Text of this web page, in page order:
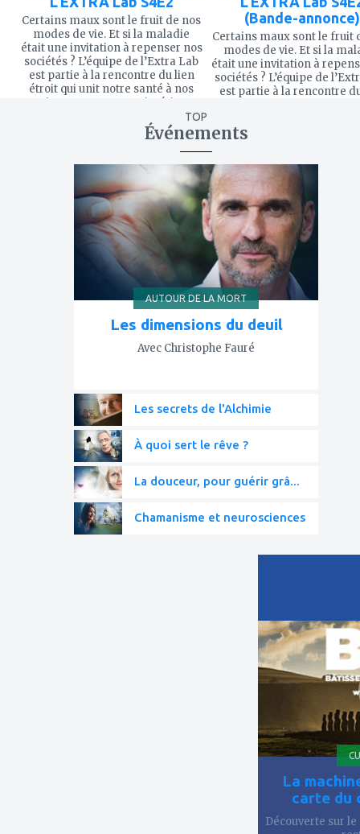
Certains maux sont le fruit de nos
modes de vie. Et si la maladie
était une invitation à repenser nos
sociétés ? L’équipe de l’Extra Lab
est partie à la rencontre du lien
étroit qui unit notre santé à nos
environnements, tant intérieurs
(Bande-annonce)
Certains maux sont le fruit
modes de vie. Et si la
était une invitation à
sociétés ? L’équipe de
est partie à la rencontre
TOP
Événements
mes
favoris
AUTOUR DE LA MORT
Les dimensions du deuil
Avec Christophe Fauré
Les secrets de l'Alchimie
À quoi sert le rêve ?
La douceur, pour guérir grâ...
Chamanisme et neurosciences
à
mes
favoris
La
carte du
Découverte sur